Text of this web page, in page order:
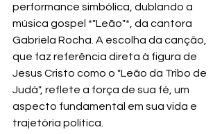
performance simbólica, dublando a
música gospel *"Leão"*, da cantora
Gabriela Rocha. A escolha da canção,
que faz referência direta à figura de
Jesus Cristo como o "Leão da Tribo de
Judá", reflete a força de sua fé, um
aspecto fundamental em sua vida e
trajetória política.